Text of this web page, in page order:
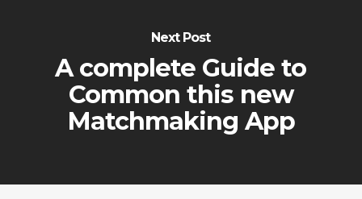
Next Post
A complete Guide to
Common this new
Matchmaking App